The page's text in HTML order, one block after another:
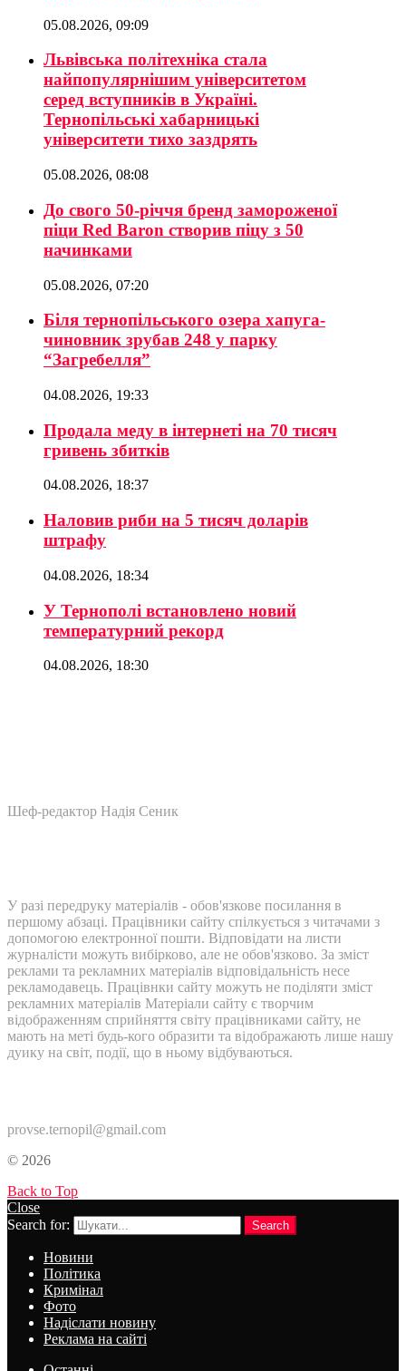
05.08.2026, 09:09
Львівська політехніка стала
найпопулярнішим університетом
серед вступників в Україні.
Тернопільські хабарницькі
університети тихо заздрять
05.08.2026, 08:08
До свого 50-річчя бренд замороженої
піци Red Baron створив піцу з 50
начинками
05.08.2026, 07:20
Біля тернопільського озера хапуга-
чиновник зрубав 248 у парку
“Загребелля”
04.08.2026, 19:33
Продала меду в інтернеті на 70 тисяч
гривень збитків
04.08.2026, 18:37
Наловив риби на 5 тисяч доларів
штрафу
04.08.2026, 18:34
У Тернополі встановлено новий
температурний рекорд
04.08.2026, 18:30
Шеф-редактор Надія Сеник
У разі передруку матеріалів - обов'язкове посилання в
першому абзаці. Працівники сайту спілкується з читачами з
допомогою електронної пошти. Відповідати на листи
журналісти можуть вибірково, але не обов'язково. За зміст
реклами та рекламних матеріалів відповідальність несе
рекламодавець. Працівнки сайту можуть не поділяти зміст
рекламних матеріалів Матеріали сайту є творчим
відображенням сприйняття світу працівниками сайту, не
мають на меті будь-кого образити та відображають лише нашу
дуику на світ, події, що в ньому відбуваються.
provse.ternopil@gmail.com
© 2026
Back to Top
Close
Search for:
Search
Новини
Політика
Кримінал
Фото
Надіслати новину
Реклама на сайті